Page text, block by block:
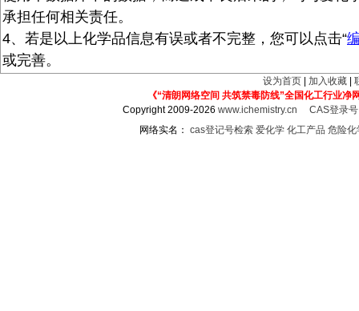
承担任何相关责任。
4、若是以上化学品信息有误或者不完整，您可以点击“
或完善。
设为首页 加入收藏
《“清朗网络空间 共筑禁毒防线”全国化工行业净
Copyright 2009-2026www.ichemistry.cn
CAS登录
网络实名： cas登记号检索 爱化学 化工产品 危险化